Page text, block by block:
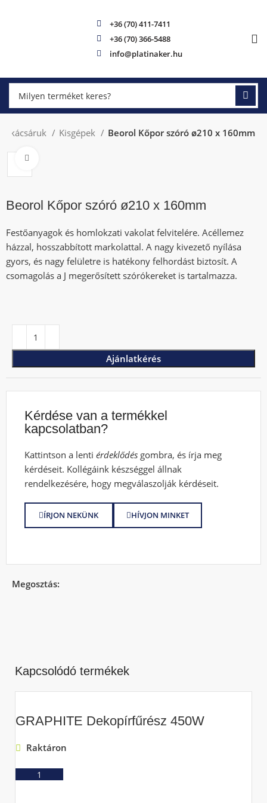
+36 (70) 411-7411
+36 (70) 366-5488
info@platinaker.hu
Kisgépek Beorol Kőpor szóró ø210 x 160mm
Beorol Kőpor szóró ø210 x 160mm
Festőanyagok és homlokzati vakolat felvitelére. Acéllemez
házzal, hosszabbított markolattal. A nagy kivezető nyílása
gyors, és nagy felületre is hatékony felhordást biztosít. A
csomagolás a J megerősített szórókereket is tartalmazza.
Ajánlatkérés
Kérdése van a termékkel
kapcsolatban?
Kattintson a lentiérdeklődés gombra, és írja meg
kérdéseit. Kollégáink készséggel állnak
rendelkezésére, hogy megválaszolják kérdéseit.
ÍRJON NEKÜNK HÍVJON MINKET
Megosztás:
Kapcsolódó termékek
GRAPHITE Dekopírfűrész 450W
Raktáron